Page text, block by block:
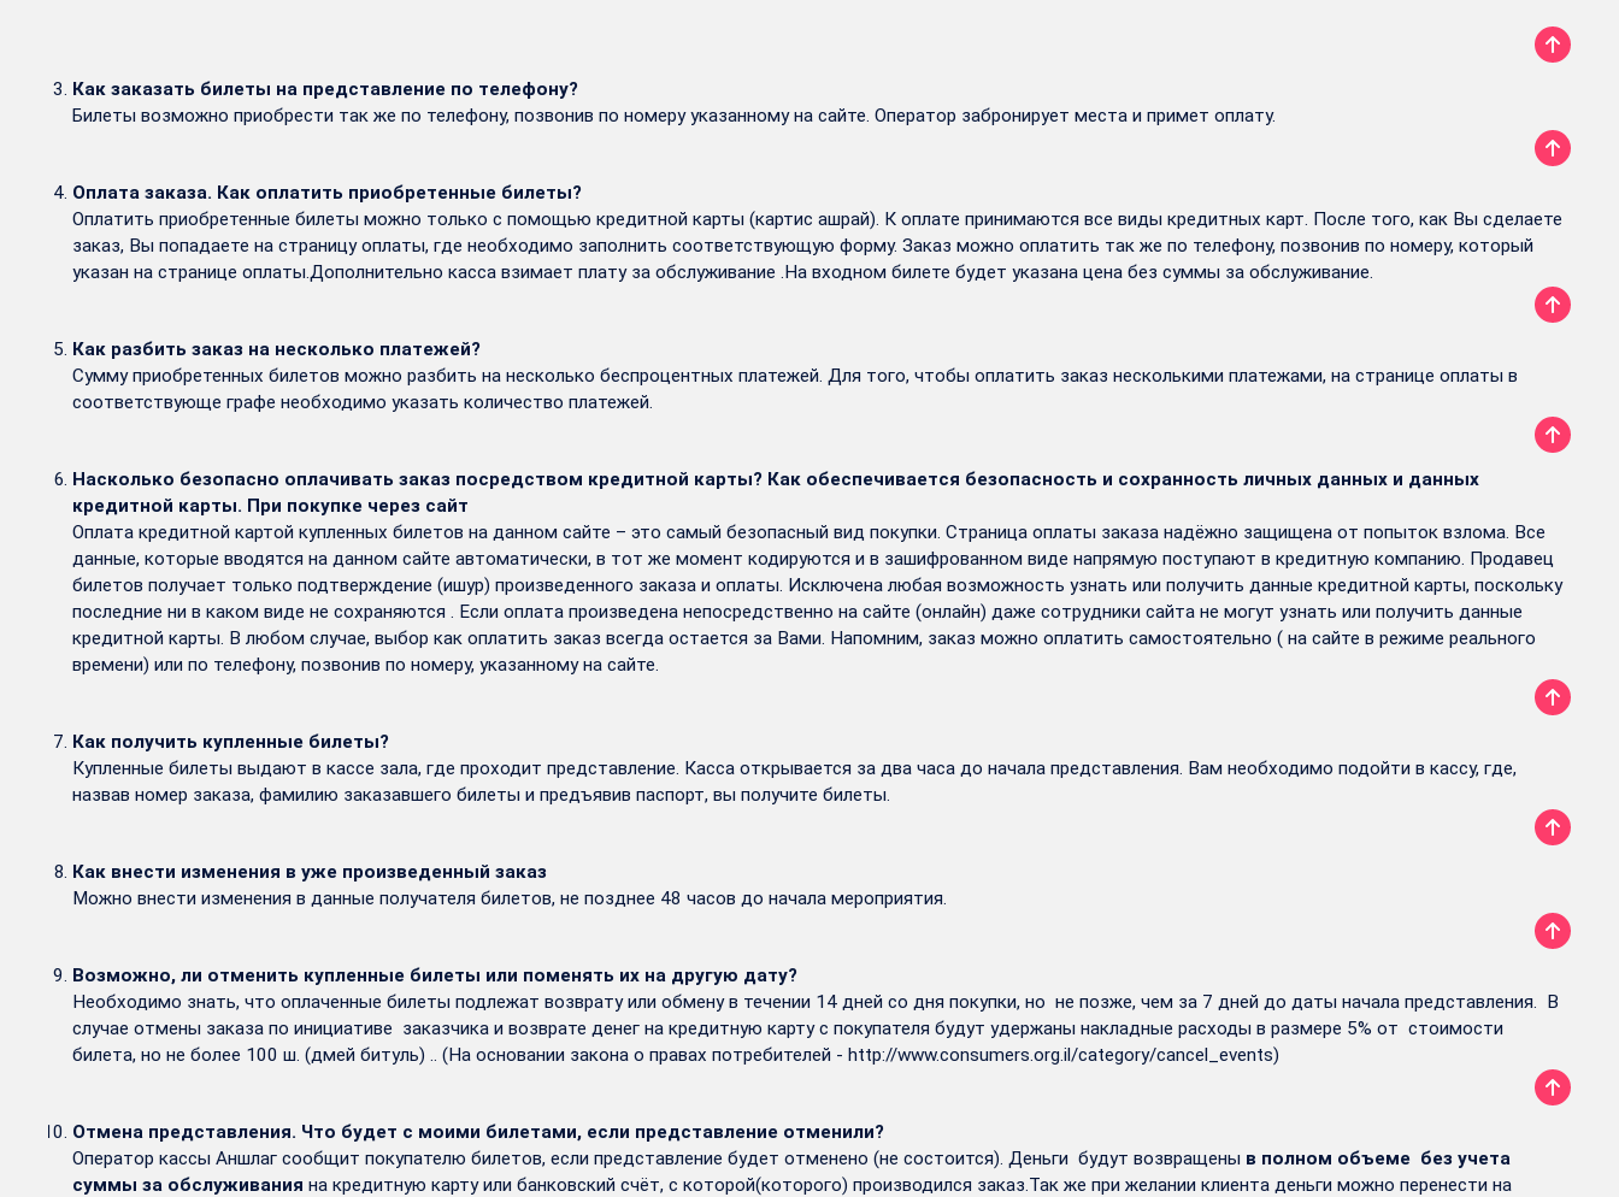
Как заказать билеты на представление по телефону?
Билеты возможно приобрести так же по телефону, позвонив по номеру указанному на сайте. Оператор забронирует места и примет оплату.
Оплата заказа. Как оплатить приобретенные билеты?
Оплатить приобретенные билеты можно только с помощью кредитной карты (картис ашрай). К оплате принимаются все виды кредитных карт. После того, как Вы сделаете
заказ, Вы попадаете на страницу оплаты, где необходимо заполнить соответствующую форму. Заказ можно оплатить так же по телефону, позвонив по номеру, который
указан на странице оплаты.Дополнительно касса взимает плату за обслуживание .На входном билете будет указана цена без суммы за обслуживание.
Как разбить заказ на несколько платежей?
Сумму приобретенных билетов можно разбить на несколько беспроцентных платежей. Для того, чтобы оплатить заказ несколькими платежами, на странице оплаты в
соответствующе графе необходимо указать количество платежей.
Насколько безопасно оплачивать заказ посредством кредитной карты? Как обеспечивается безопасность и сохранность личных данных и данных
кредитной карты. При покупке через сайт
Оплата кредитной картой купленных билетов на данном сайте – это самый безопасный вид покупки. Страница оплаты заказа надёжно защищена от попыток взлома. Все
данные, которые вводятся на данном сайте автоматически, в тот же момент кодируются и в зашифрованном виде напрямую поступают в кредитную компанию. Продавец
билетов получает только подтверждение (ишур) произведенного заказа и оплаты. Исключена любая возможность узнать или получить данные кредитной карты, поскольку
последние ни в каком виде не сохраняются . Если оплата произведена непосредственно на сайте (онлайн) даже сотрудники сайта не могут узнать или получить данные
кредитной карты. В любом случае, выбор как оплатить заказ всегда остается за Вами. Напомним, заказ можно оплатить самостоятельно ( на сайте в режиме реального
времени) или по телефону, позвонив по номеру, указанному на сайте.
Как получить купленные билеты?
Купленные билеты выдают в кассе зала, где проходит представление. Касса открывается за два часа до начала представления. Вам необходимо подойти в кассу, где,
назвав номер заказа, фамилию заказавшего билеты и предъявив паспорт, вы получите билеты.
Как внести изменения в уже произведенный заказ
Можно внести изменения в данные получателя билетов, не позднее 48 часов до начала мероприятия.
Возможно, ли отменить купленные билеты или поменять их на другую дату?
Необходимо знать, что оплаченные билеты подлежат возврату или обмену в течении 14 дней со дня покупки, но не позже, чем за 7 дней до даты начала представления. В
случае отмены заказа по инициативе заказчика и возврате денег на кредитную карту с покупателя будут удержаны накладные расходы в размере 5% от стоимости
билета, но не более 100 ш. (дмей битуль) .. (На основании закона о правах потребителей - http://www.consumers.org.il/category/cancel_events)
Отмена представления. Что будет с моими билетами, если представление отменили?
Оператор кассы Аншлаг сообщит покупателю билетов, если представление будет отменено (не состоится). Деньги будут возвращены в полном объеме без учета
суммы за обслуживания на кредитную карту или банковский счёт, с которой(которого) производился заказ.Так же при желании клиента деньги можно перенести на